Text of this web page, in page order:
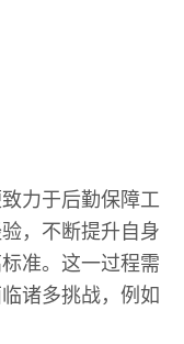
力于后勤保障工
，不断提升自身
准。这一过程需
诸多挑战，例如